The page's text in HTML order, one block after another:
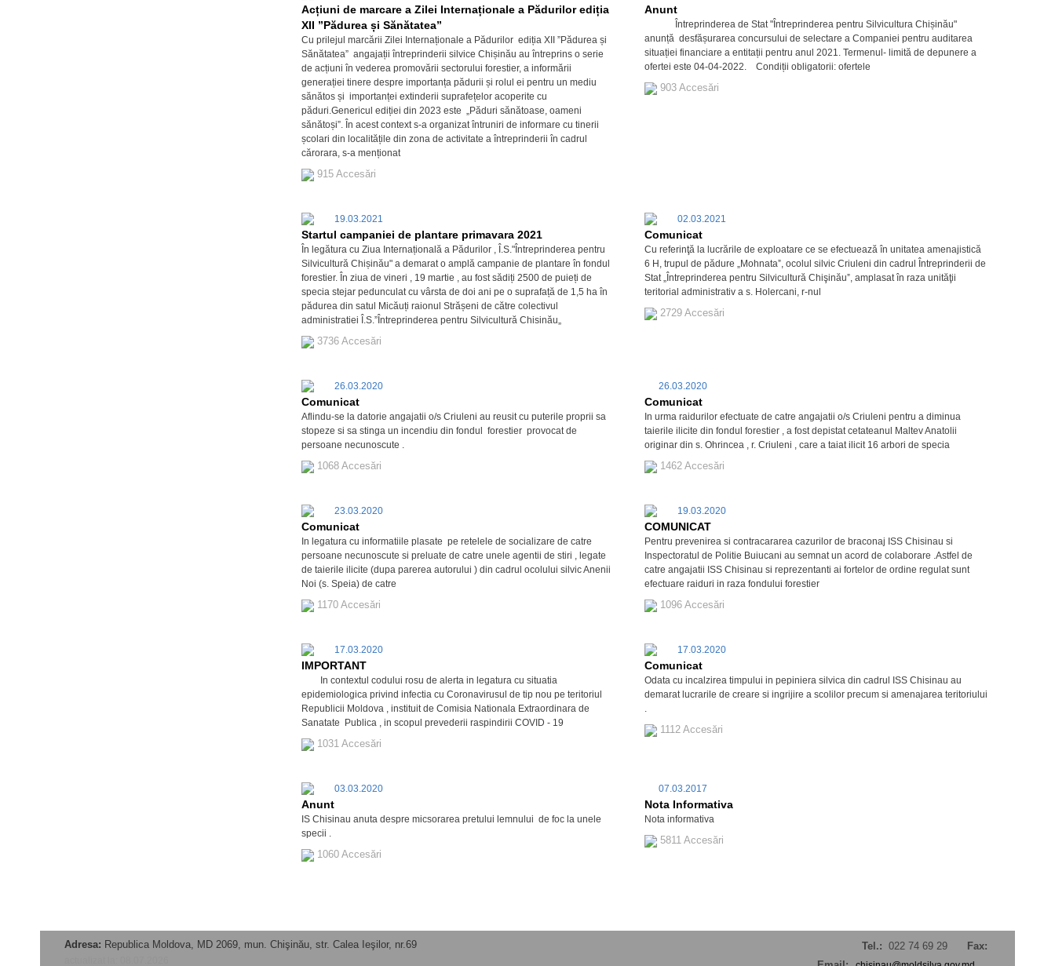
Acțiuni de marcare a Zilei Internaționale a Pădurilor ediția
XII ”Pădurea și Sănătatea”
Cu prilejul marcării Zilei Internaționale a Pădurilor ediția XII ”Pădurea și
Sănătatea” angajații întreprinderii silvice Chișinău au întreprins o serie
de acțiuni în vederea promovării sectorului forestier, a informării
generației tinere despre importanța pădurii și rolul ei pentru un mediu
sănătos și importanței extinderii suprafețelor acoperite cu
păduri.Genericul ediției din 2023 este „Păduri sănătoase, oameni
sănătoși”. În acest context s-a organizat întruniri de informare cu tinerii
școlari din localitățile din zona de activitate a întreprinderii în cadrul
cărorara, s-a menționat
915 Accesări
Anunt
Întreprinderea de Stat "Întreprinderea pentru Silvicultura Chișinău"
anunță desfășurarea concursului de selectare a Companiei pentru auditarea
situației financiare a entitații pentru anul 2021. Termenul- limită de depunere a
ofertei este 04-04-2022. Condiții obligatorii: ofertele
903 Accesări
19.03.2021
Startul campaniei de plantare primavara 2021
În legătura cu Ziua Internațională a Pădurilor , Î.S."Întreprinderea pentru
Silvicultură Chișinău" a demarat o amplă campanie de plantare în fondul
forestier. În ziua de vineri , 19 martie , au fost sădiți 2500 de puieți de
specia stejar pedunculat cu vârsta de doi ani pe o suprafață de 1,5 ha în
pădurea din satul Micăuți raionul Strășeni de către colectivul
administratiei Î.S.”Întreprinderea pentru Silvicultură Chisinău„
3736 Accesări
02.03.2021
Comunicat
Cu referinţă la lucrările de exploatare ce se efectuează în unitatea amenajistică
6 H, trupul de pădure „Mohnataˮ, ocolul silvic Criuleni din cadrul Întreprinderii de
Stat „Întreprinderea pentru Silvicultură Chişinăuˮ, amplasat în raza unităţii
teritorial administrativ a s. Holercani, r-nul
2729 Accesări
26.03.2020
Comunicat
Aflindu-se la datorie angajatii o/s Criuleni au reusit cu puterile proprii sa
stopeze si sa stinga un incendiu din fondul forestier provocat de
persoane necunoscute .
1068 Accesări
26.03.2020
Comunicat
In urma raidurilor efectuate de catre angajatii o/s Criuleni pentru a diminua
taierile ilicite din fondul forestier , a fost depistat cetateanul Maltev Anatolii
originar din s. Ohrincea , r. Criuleni , care a taiat ilicit 16 arbori de specia
1462 Accesări
23.03.2020
Comunicat
In legatura cu informatiile plasate pe retelele de socializare de catre
persoane necunoscute si preluate de catre unele agentii de stiri , legate
de taierile ilicite (dupa parerea autorului ) din cadrul ocolului silvic Anenii
Noi (s. Speia) de catre
1170 Accesări
19.03.2020
COMUNICAT
Pentru prevenirea si contracararea cazurilor de braconaj ISS Chisinau si
Inspectoratul de Politie Buiucani au semnat un acord de colaborare .Astfel de
catre angajatii ISS Chisinau si reprezentanti ai fortelor de ordine regulat sunt
efectuare raiduri in raza fondului forestier
1096 Accesări
17.03.2020
IMPORTANT
In contextul codului rosu de alerta in legatura cu situatia
epidemiologica privind infectia cu Coronavirusul de tip nou pe teritoriul
Republicii Moldova , instituit de Comisia Nationala Extraordinara de
Sanatate Publica , in scopul prevederii raspindirii COVID - 19
1031 Accesări
17.03.2020
Comunicat
Odata cu incalzirea timpului in pepiniera silvica din cadrul ISS Chisinau au
demarat lucrarile de creare si ingrijire a scolilor precum si amenajarea teritoriului
.
1112 Accesări
03.03.2020
Anunt
IS Chisinau anuta despre micsorarea pretului lemnului de foc la unele
specii .
1060 Accesări
07.03.2017
Nota Informativa
Nota informativa
5811 Accesări
Adresa: Republica Moldova, MD 2069, mun. Chişinău, str. Calea Ieşilor, nr.69 Tel.: 022 74 69 29
Fax: